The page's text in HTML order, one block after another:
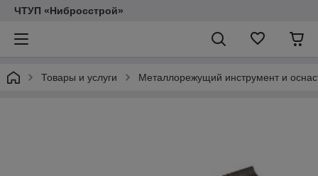
ЧТУП «Нибросстрой»
Товары и услуги Металлорежущий инструмент и